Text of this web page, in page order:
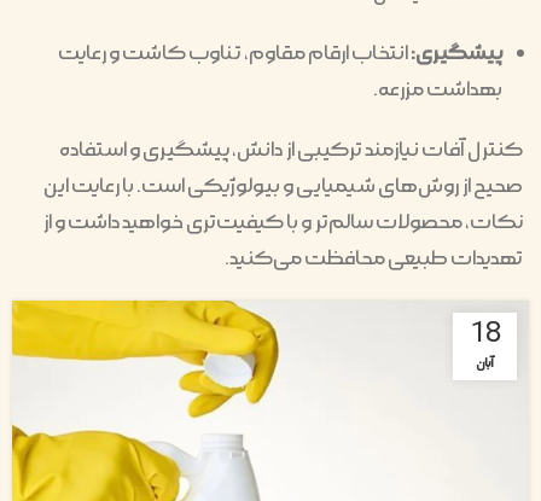
پیشگیری:انتخاب ارقام مقاوم، تناوب کاشت و رعایت
بهداشت مزرعه.
کنترل آفات نیازمند ترکیبی از دانش، پیشگیری و استفاده
صحیح از روش‌های شیمیایی و بیولوژیکی است. با رعایت این
نکات، محصولات سالم‌تر و با کیفیت‌تری خواهید داشت و از
تهدیدات طبیعی محافظت می‌کنید.
18
آبان